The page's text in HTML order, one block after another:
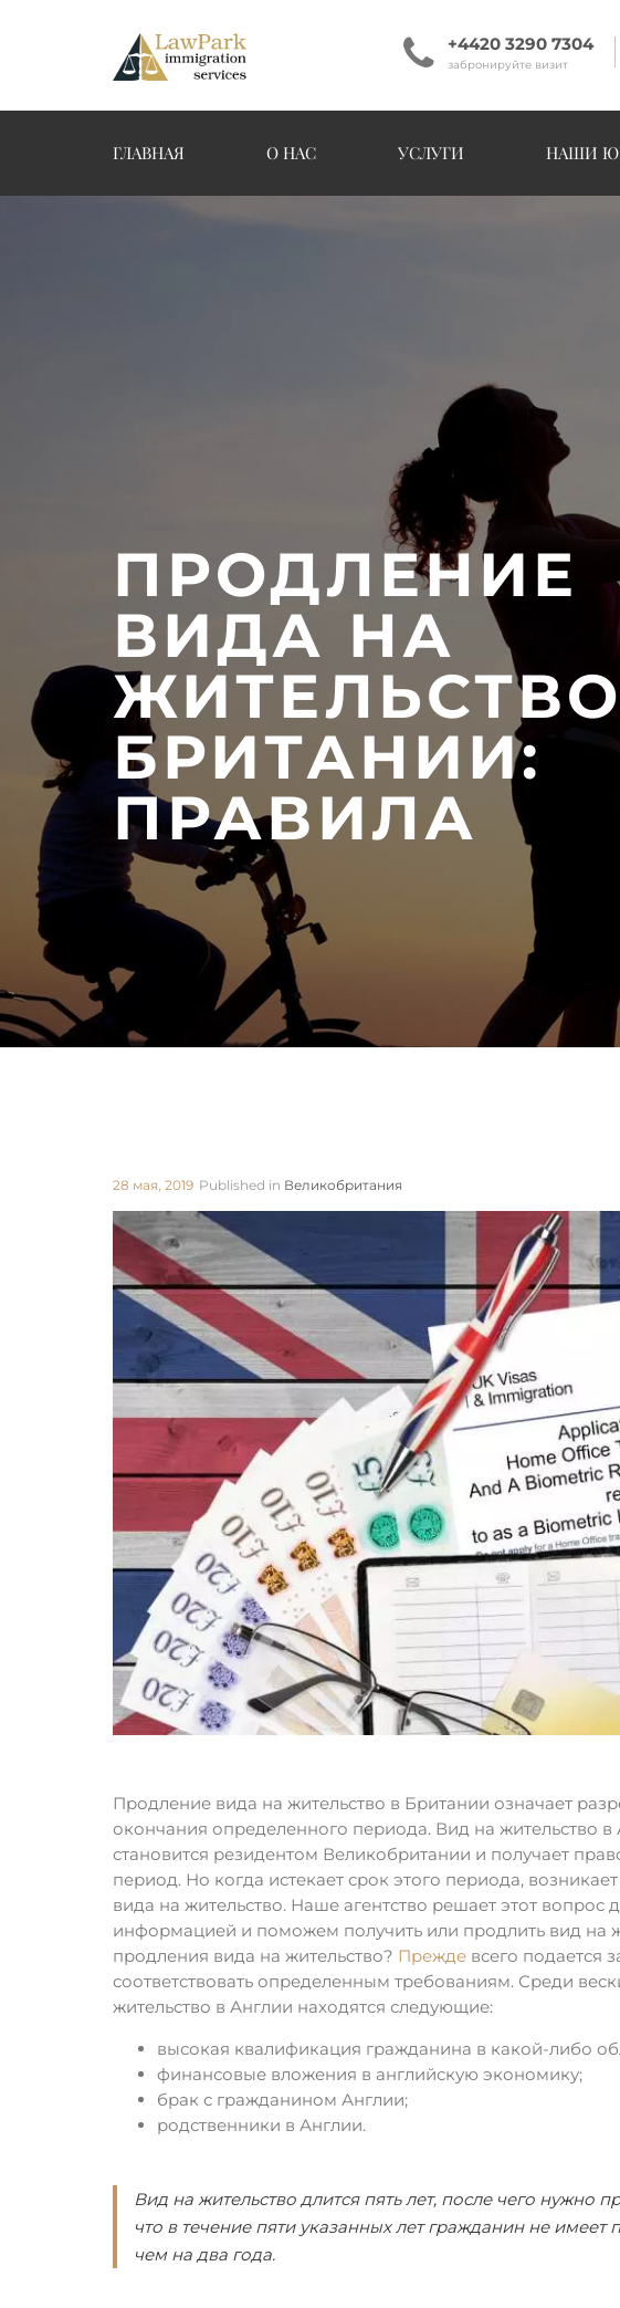
+4420 3290 7304
забронируйте визит
ГЛАВНАЯ О НАС УСЛУГИ НАШИ
ПРОДЛЕНИЕ
ВИДА НА
БРИТАНИИ:
ПРАВИЛА
28 мая, 2019 Published in Великобритания
Продление вида на жительство в Британии означает
окончания определенного периода. Вид на жительство в
становится резидентом Великобритании и получает
период. Но когда истекает срок этого периода,
вида на жительство. Наше агентство решает этот
информацией и поможем получить или продлить вид на
продления вида на жительство? Прежде всего подается
соответствовать определенным требованиям. Среди
жительство в Англии находятся следующие:
высокая квалификация гражданина в какой-либо
финансовые вложения в английскую экономику;
брак с гражданином Англии;
родственники в Англии.
Вид на жительство длится пять лет, после чего нужно
что в течение пяти указанных лет гражданин не
чем на два года.